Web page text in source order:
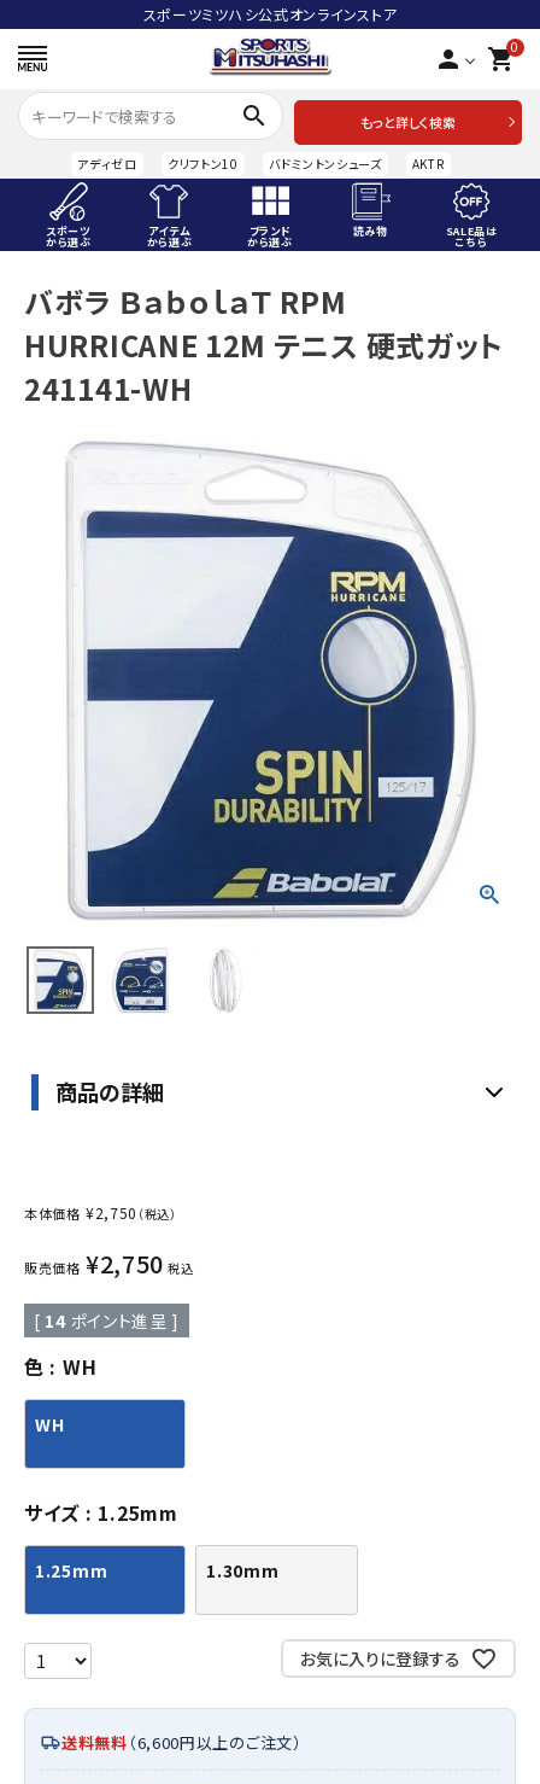
スポーツミツハシ公式オンラインストア
person 0
shopping_cart
search
もっと詳しく検索
アディゼロ クリフトン10 バドミントンシューズ AKTR
スポーツ
から選ぶ
アイテム
から選ぶ
ブランド
から選ぶ
読み物 SALE品は
こちら
ACCOUNT MENU
ようこそ ゲスト 様
meeting_room ログイン
スポーツから選ぶ
メルマガ登録
プライバシーポリシー
バボラ ＢａｂｏｌａＴ RPM
HURRICANE 12M テニス 硬式ガット
241141-WH
商品の詳細
本体価格 ¥2,750 （税込）
販売価格 ¥2,750 税込
[ 14 ポイント進呈 ]
色 WH
WH
サイズ 1.25mm
1.25mm 1.30mm
お気に入りに登録する
送料無料 （6,600円以上のご注文）